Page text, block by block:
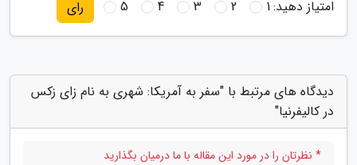
امتیاز دهید:1
2
3
4
5 رای
دیدگاه های مرتبط با "سفر به آمریکا: شهری به نام زای زکس
در کالیفرنیا"
* نظرتان را در مورد این مقاله با ما درمیان بگذارید